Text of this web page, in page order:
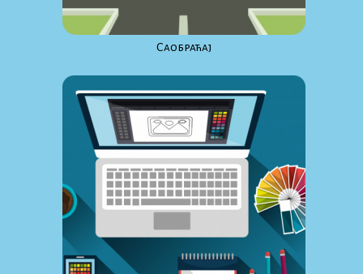
Саобраћај